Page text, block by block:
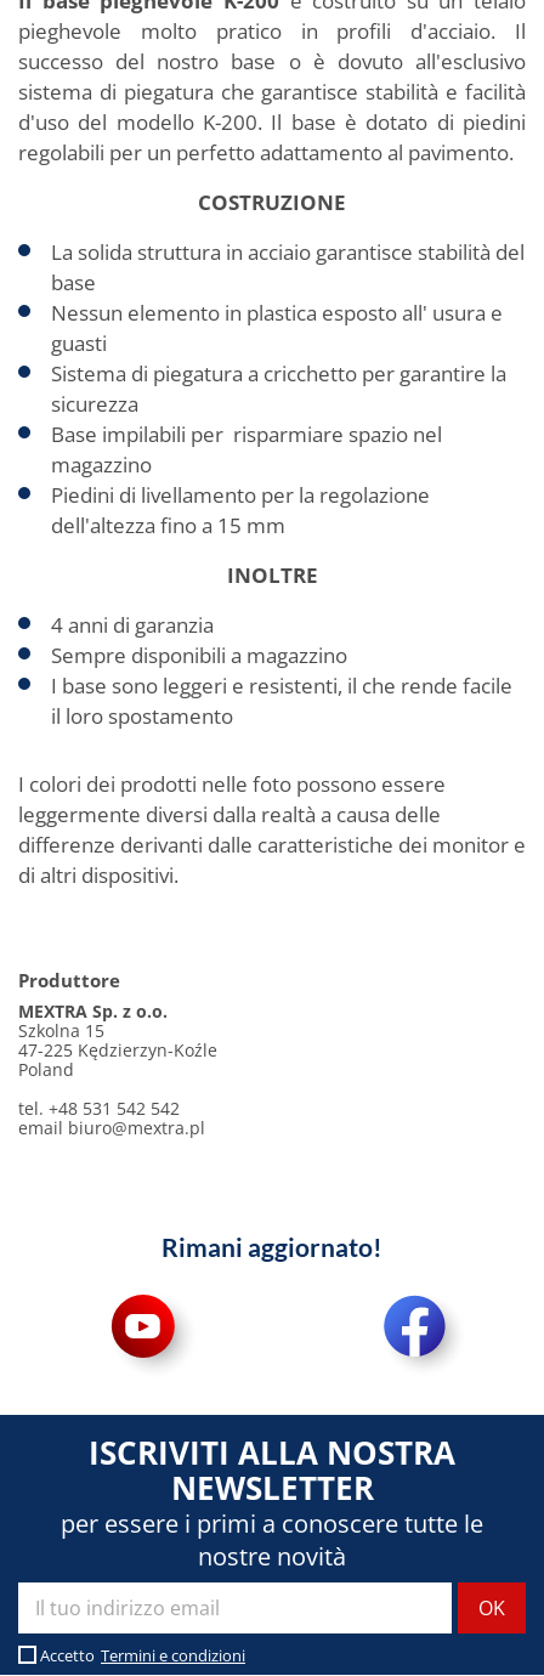
pieghevole molto pratico in profili d'acciaio. Il
successo del nostro base o è dovuto all'esclusivo
sistema di piegatura che garantisce stabilità e facilità
d'uso del modello K-200. Il base è dotato di piedini
regolabili per un perfetto adattamento al pavimento.
COSTRUZIONE
La solida struttura in acciaio garantisce stabilità del
base
Nessun elemento in plastica esposto all' usura e
guasti
Sistema di piegatura a cricchetto per garantire la
sicurezza
Base impilabili per risparmiare spazio nel
magazzino
Piedini di livellamento per la regolazione
dell'altezza fino a 15 mm
INOLTRE
4 anni di garanzia
Sempre disponibili a magazzino
I base sono leggeri e resistenti, il che rende facile
il loro spostamento
I colori dei prodotti nelle foto possono essere
leggermente diversi dalla realtà a causa delle
differenze derivanti dalle caratteristiche dei monitor e
di altri dispositivi.
Produttore
MEXTRA Sp. z o.o.
Szkolna 15
47-225 Kędzierzyn-Koźle
Poland
tel. +48 531 542 542
email biuro@mextra.pl
Rimani aggiornato!
ISCRIVITI ALLA NOSTRA
NEWSLETTER
per essere i primi a conoscere tutte le
nostre novità
Accetto Termini e condizioni